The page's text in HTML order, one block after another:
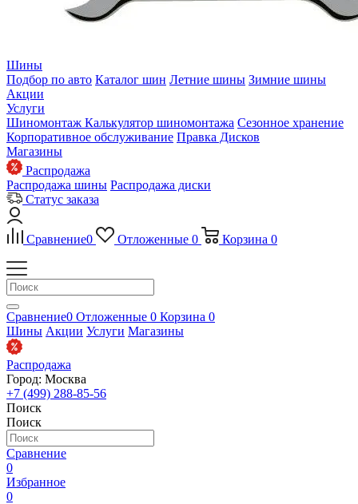
Шины
Подбор по авто Каталог шин Летние шины Зимние шины
Акции
Услуги
Шиномонтаж Калькулятор шиномонтажа Сезонное хранение
Корпоративное обслуживание Правка Дисков
Магазины
Распродажа
Распродажа шины Распродажа диски
Статус заказа
Сравнение0 Отложенные 0 Корзина 0
Сравнение0 Отложенные 0 Корзина 0
Шины Акции Услуги Магазины
Распродажа
Город: Москва
+7 (499) 288-85-56
Поиск
Поиск
Сравнение
0
Избранное
0